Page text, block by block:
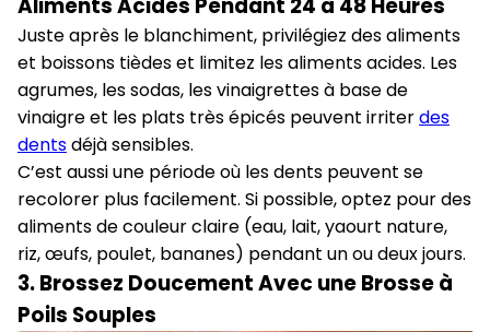
Aliments Acides Pendant 24 à 48 Heures
Juste après le blanchiment, privilégiez des aliments
et boissons tièdes et limitez les aliments acides. Les
agrumes, les sodas, les vinaigrettes à base de
vinaigre et les plats très épicés peuvent irriterdes
dentsdéjà sensibles.
C’est aussi une période où les dents peuvent se
recolorer plus facilement. Si possible, optez pour des
aliments de couleur claire (eau, lait, yaourt nature,
riz, œufs, poulet, bananes) pendant un ou deux jours.
3. Brossez Doucement Avec une Brosse à
Poils Souples